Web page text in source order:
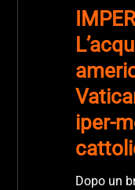
iper-
Dopo un